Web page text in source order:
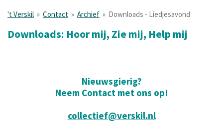
't Verskil » Contact » Archief » Downloads - Liedjesavond
Downloads: Hoor mij, Zie mij, Help mij
Nieuwsgierig?
Neem Contact met ons op!
collectief@verskil.nl